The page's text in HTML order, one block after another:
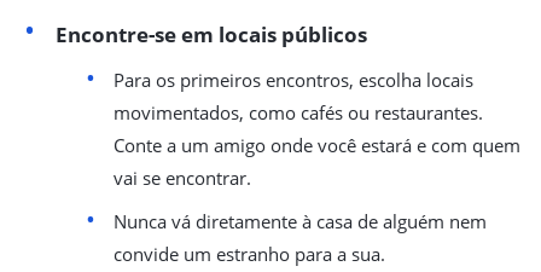
Encontre-se em locais públicos
Para os primeiros encontros, escolha locais
movimentados, como cafés ou restaurantes.
Conte a um amigo onde você estará e com quem
vai se encontrar.
Nunca vá diretamente à casa de alguém nem
convide um estranho para a sua.